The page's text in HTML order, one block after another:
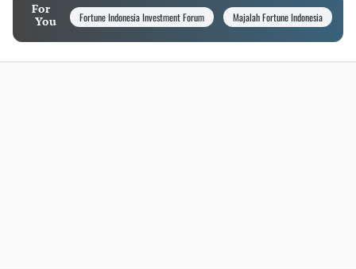
For
You
Fortune Indonesia Investment Forum Majalah Fortune Indonesia